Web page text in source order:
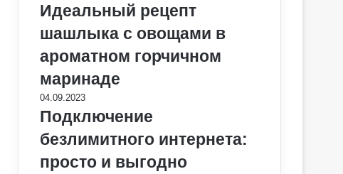
Идеальный рецепт
шашлыка с овощами в
ароматном горчичном
маринаде
04.09.2023
Подключение
безлимитного интернета:
просто и выгодно